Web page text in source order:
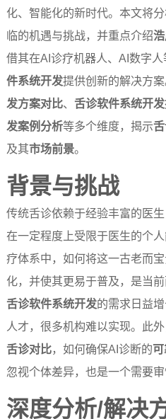
化、智能化的新时代。本文将
临的机遇与挑战，并重点介绍
借其在AI诊疗机器人、AI数字
件系统开发提供创新的解决方
发方案对比、 舌诊软件系统开
发案例分析等多个维度，揭示
及其市场前景。
背景与挑战
传统舌诊依赖于经验丰富的医
在一定程度上受限于医生的个
疗体系中，如何将这一古老而
化，并使其更易于普及，是当前
舌诊软件系统开发的需求日益
人才，很多机构难以实现。此外
舌诊对比，如何确保AI诊断的
忽视个体差异，也是一个需要审
深度分析/解决